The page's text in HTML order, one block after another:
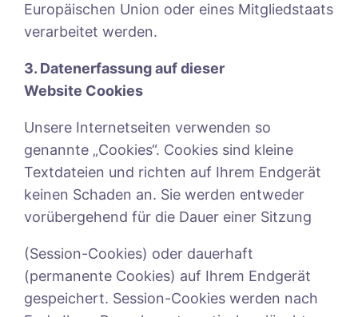
Europäischen Union oder eines Mitgliedstaats
verarbeitet werden.
3. Datenerfassung auf dieser
Website Cookies
Unsere Internetseiten verwenden so
genannte „Cookies“. Cookies sind kleine
Textdateien und richten auf Ihrem Endgerät
keinen Schaden an. Sie werden entweder
vorübergehend für die Dauer einer Sitzung
(Session-Cookies) oder dauerhaft
(permanente Cookies) auf Ihrem Endgerät
gespeichert. Session-Cookies werden nach